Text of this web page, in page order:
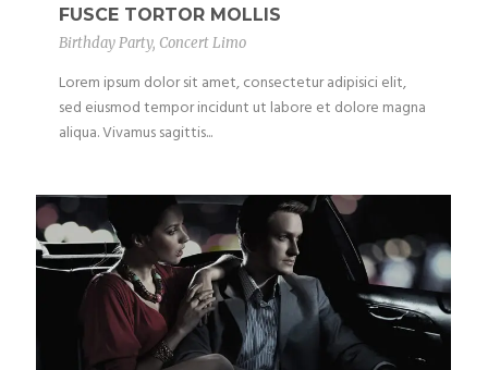
FUSCE TORTOR MOLLIS
Birthday Party, Concert Limo
Lorem ipsum dolor sit amet, consectetur adipisici elit,
sed eiusmod tempor incidunt ut labore et dolore magna
aliqua. Vivamus sagittis...